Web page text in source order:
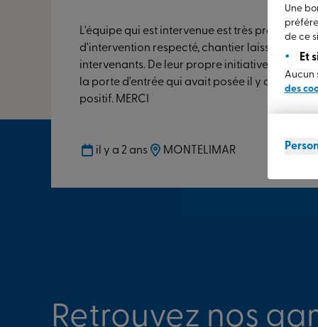
L'équipe qui est intervenue est très
d'intervention respecté, chantier laissé très
intervenants. De leur propre initiative, ils ont
la porte d'entrée qui avait posée il y a
positif. MERCI
il y a 2 ans MONTELIMAR
Retrouvez nos
Une
de ce
Et
Aucun
des